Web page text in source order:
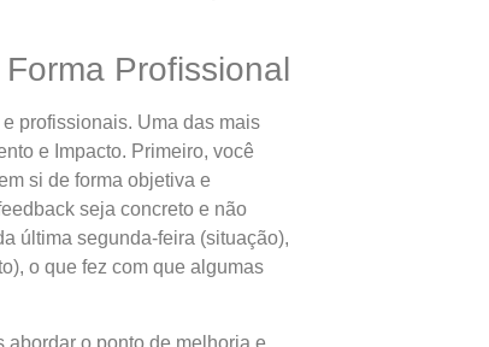
Profissional
profissionais. Uma das mais
e Impacto. Primeiro, você
si de forma objetiva e
seja concreto e não
última segunda-feira (situação),
o que fez com que algumas
o ponto de melhoria e